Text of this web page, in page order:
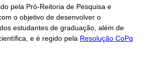
pela Pró-Reitoria de Pesquisa e
o objetivo de desenvolver o
estudantes de graduação, além de
e é regido pela Resolução CoPq